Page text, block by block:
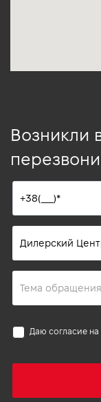
Возникли
Даю согласие